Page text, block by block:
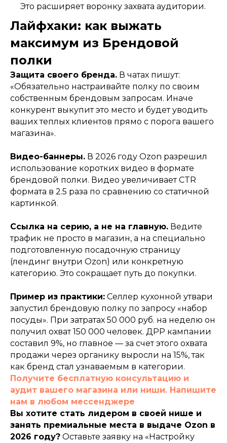
Это расширяет воронку захвата аудитории.
Лайфхаки: как выжать
максимум из Брендовой
полки
Защита своего бренда. В чатах пишут:
«Обязательно настраивайте полку по своим
собственным брендовым запросам. Иначе
конкурент выкупит это место и будет уводить
ваших теплых клиентов прямо с порога вашего
магазина».
Видео-баннеры. В 2026 году Ozon разрешил
использование коротких видео в формате
брендовой полки. Видео увеличивает CTR
формата в 2.5 раза по сравнению со статичной
картинкой.
Ссылка на серию, а не на главную. Ведите
трафик не просто в магазин, а на специально
подготовленную посадочную страницу
(лендинг внутри Ozon) или конкретную
категорию. Это сокращает путь до покупки.
Пример из практики: Селлер кухонной утвари
запустил брендовую полку по запросу «набор
посуды». При затратах 50 000 руб. на неделю он
получил охват 150 000 человек. ДРР кампании
составил 9%, но главное — за счет этого охвата
продажи через органику выросли на 15%, так
как бренд стал узнаваемым в категории.
Получите бесплатную консультацию и
аудит вашего магазина или ниши. Напишите
нам в любом мессенджере
Вы хотите стать лидером в своей нише и
занять премиальные места в выдаче Ozon в
2026 году? Оставьте заявку на «Настройку
инн
237000820219
написать нам
вакансии
яндекс маркет
ozon
wildberries
telegram
whatsapp
политика конфиденциальности
стоимость
блог